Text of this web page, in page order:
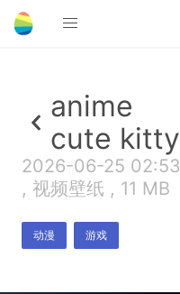
anime
cute kitty
2026-06-25 02:53
, 视频壁纸 , 11 MB
动漫 游戏